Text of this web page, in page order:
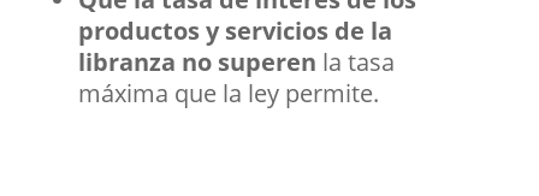
productos y servicios de la
libranza no superen la tasa
máxima que la ley permite.